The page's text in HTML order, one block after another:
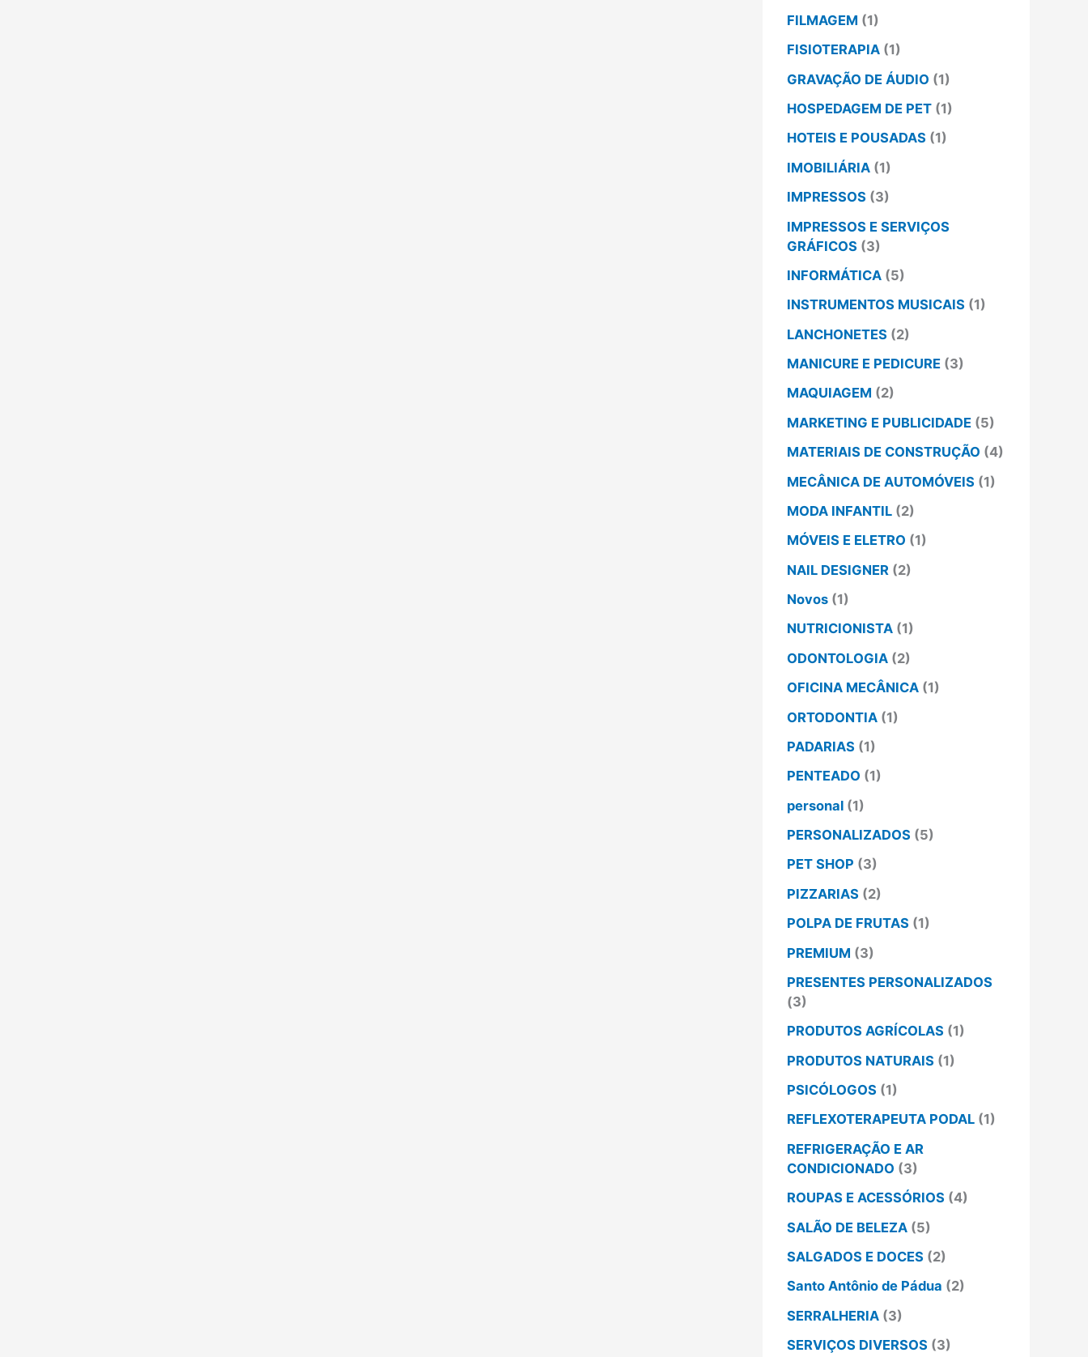
FILMAGEM (1)
FISIOTERAPIA (1)
GRAVAÇÃO DE ÁUDIO (1)
HOSPEDAGEM DE PET (1)
HOTEIS E POUSADAS (1)
IMOBILIÁRIA (1)
IMPRESSOS (3)
IMPRESSOS E SERVIÇOS
GRÁFICOS (3)
INFORMÁTICA (5)
INSTRUMENTOS MUSICAIS (1)
LANCHONETES (2)
MANICURE E PEDICURE (3)
MAQUIAGEM (2)
MARKETING E PUBLICIDADE (5)
MATERIAIS DE CONSTRUÇÃO (4)
MECÂNICA DE AUTOMÓVEIS (1)
MODA INFANTIL (2)
MÓVEIS E ELETRO (1)
NAIL DESIGNER (2)
Novos (1)
NUTRICIONISTA (1)
ODONTOLOGIA (2)
OFICINA MECÂNICA (1)
ORTODONTIA (1)
PADARIAS (1)
PENTEADO (1)
personal (1)
PERSONALIZADOS (5)
PET SHOP (3)
PIZZARIAS (2)
POLPA DE FRUTAS (1)
PREMIUM (3)
PRESENTES PERSONALIZADOS
(3)
PRODUTOS AGRÍCOLAS (1)
PRODUTOS NATURAIS (1)
PSICÓLOGOS (1)
REFLEXOTERAPEUTA PODAL (1)
REFRIGERAÇÃO E AR
CONDICIONADO (3)
ROUPAS E ACESSÓRIOS (4)
SALÃO DE BELEZA (5)
SALGADOS E DOCES (2)
Santo Antônio de Pádua (2)
SERRALHERIA (3)
SERVIÇOS DIVERSOS (3)